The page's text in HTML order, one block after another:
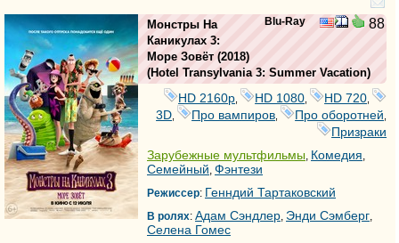
Blu-Ray 88
Монстры На
Каникулах 3:
Море Зовёт (2018)
(Hotel Transylvania 3: Summer Vacation)
HD 2160р HD 1080 HD 720
3D Про вампиров Про оборотней
Призраки
Зарубежные мультфильмы Комедия
Семейный Фэнтези
Режиссер: Генндий Тартаковский
В ролях: Адам Сэндлер Энди Сэмберг
Селена Гомес